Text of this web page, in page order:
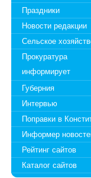
Праздники
Новости редакции
Сельское
Прокуратура
информирует
Губерния
Интервью
Поправки в
Информер
Рейтинг сайтов
Каталог сайтов